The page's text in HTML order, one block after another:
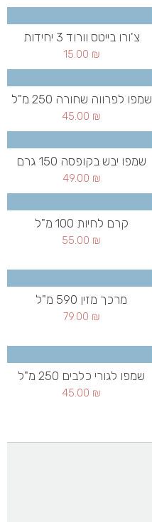
צ'ורו בייטס וורוד 3 יחידות
15.00 ₪
שמפו לפרווה שחורה 250 מ"ל
45.00 ₪
שמפו יבש בקופסה 150 גרם
49.00 ₪
קרם לחיות 100 מ"ל
55.00 ₪
מרכך מזין 590 מ"ל
79.00 ₪
שמפו לגורי כלבים 250 מ"ל
45.00 ₪